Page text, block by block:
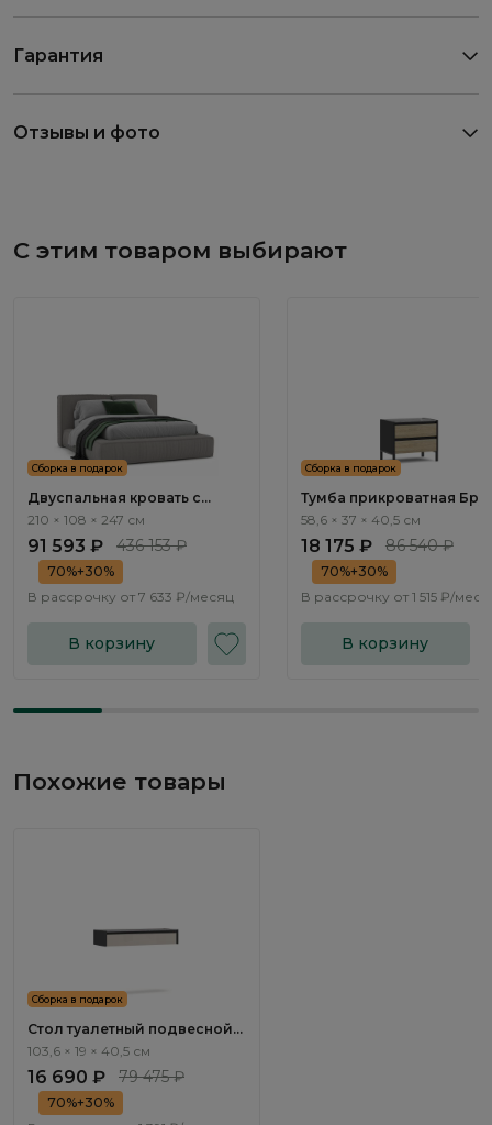
Гарантия
Отзывы и фото
С этим товаром выбирают
Сборка в подарок
Двуспальная кровать с
подъемным механизмом
NK263.24
210 × 108 × 247 см
91 593 ₽ 436 153 ₽
70%+30%
В рассрочку от 7 633 ₽/месяц
В корзину
Сборка в подарок
Тумба прикроватная
Bruno BC1010.1
58,6 × 37 × 40,5 см
18 175 ₽ 86 540 ₽
70%+30%
В рассрочку от 1 515 ₽/
В корзину
Похожие товары
Сборка в подарок
Стол туалетный подвесной
Бруно / Bruno BC1032.2
103,6 × 19 × 40,5 см
16 690 ₽ 79 475 ₽
70%+30%